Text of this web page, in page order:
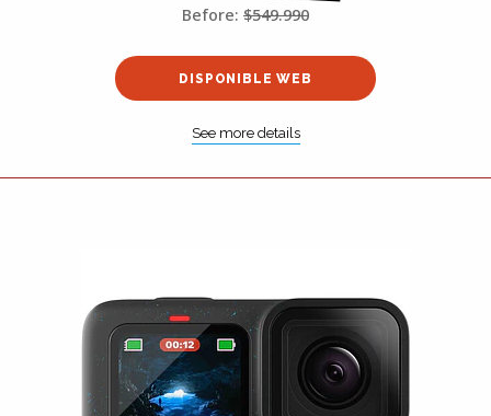
Before: $549.990
DISPONIBLE WEB
See more details